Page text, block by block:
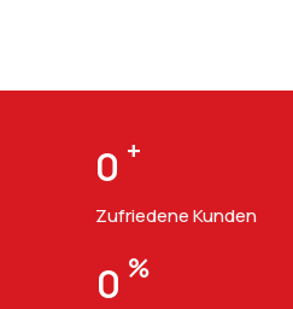
0 +
Zufriedene Kunden
0 %